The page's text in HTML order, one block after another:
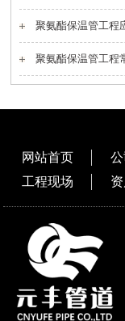
聚氨酯保温管工程
聚氨酯保温管工程
网站首页
工程现场